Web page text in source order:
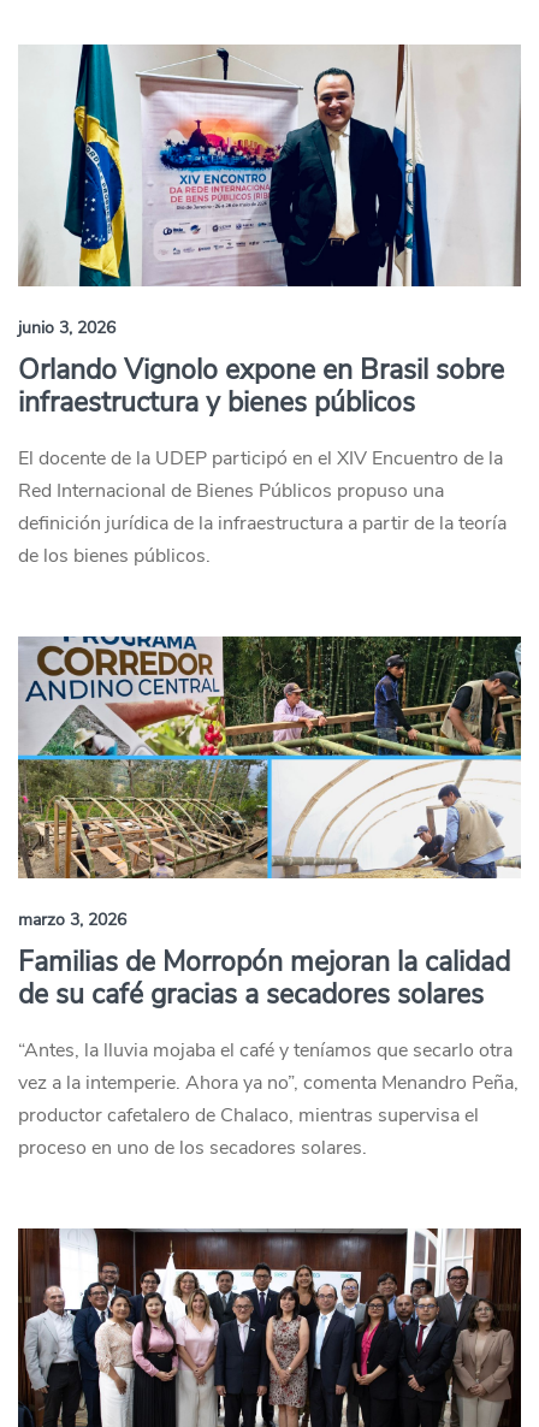
junio 3, 2026
Orlando Vignolo expone en Brasil sobre
infraestructura y bienes públicos
El docente de la UDEP participó en el XIV Encuentro de la
Red Internacional de Bienes Públicos propuso una
definición jurídica de la infraestructura a partir de la teoría
de los bienes públicos.
marzo 3, 2026
Familias de Morropón mejoran la calidad
de su café gracias a secadores solares
“Antes, la lluvia mojaba el café y teníamos que secarlo otra
vez a la intemperie. Ahora ya no”, comenta Menandro Peña,
productor cafetalero de Chalaco, mientras supervisa el
proceso en uno de los secadores solares.